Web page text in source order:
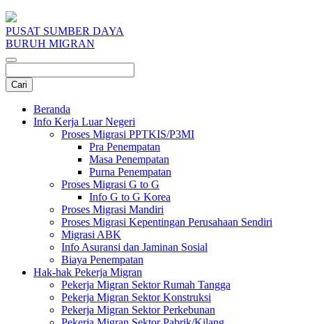
PUSAT SUMBER DAYA
BURUH MIGRAN
Beranda
Info Kerja Luar Negeri
Proses Migrasi PPTKIS/P3MI
Pra Penempatan
Masa Penempatan
Purna Penempatan
Proses Migrasi G to G
Info G to G Korea
Proses Migrasi Mandiri
Proses Migrasi Kepentingan Perusahaan Sendiri
Migrasi ABK
Info Asuransi dan Jaminan Sosial
Biaya Penempatan
Hak-hak Pekerja Migran
Pekerja Migran Sektor Rumah Tangga
Pekerja Migran Sektor Konstruksi
Pekerja Migran Sektor Perkebunan